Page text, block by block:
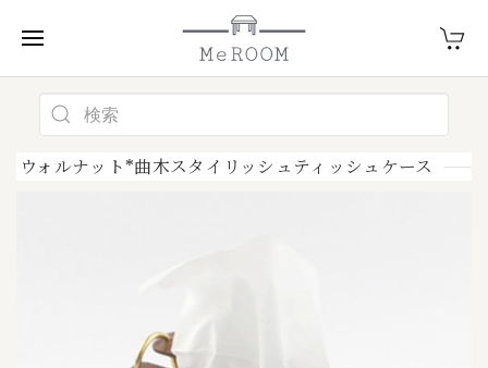
ウォルナット*曲木スタイリッシュティッシュケース